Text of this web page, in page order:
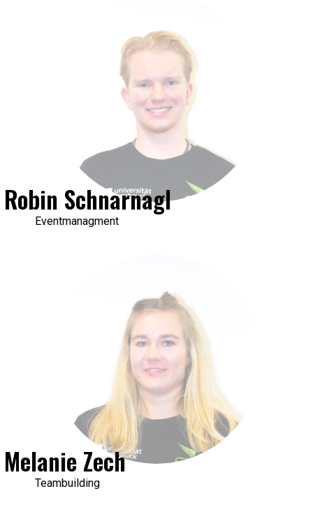
Robin Schnarnagl
Eventmanagment
Melanie Zech
Teambuilding